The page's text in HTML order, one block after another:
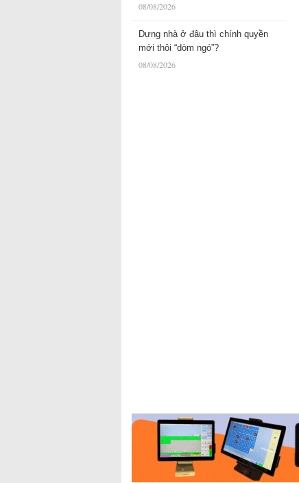
08/08/2026
Dựng nhà ở đâu thì chính quyền
mới thôi “dòm ngó”?
08/08/2026